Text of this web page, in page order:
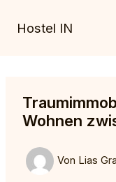
InhaltHostel IN
Wohnen
Von Lias